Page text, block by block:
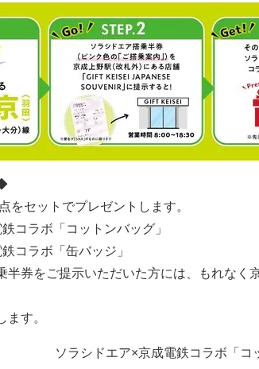
をセットでプレゼントします。
コラボ「コットンバッグ」
コラボ「缶バッジ」
半券をご提示いただいた方には、もれなく
す。
ソラシドエア×京成電鉄コラボ「コ